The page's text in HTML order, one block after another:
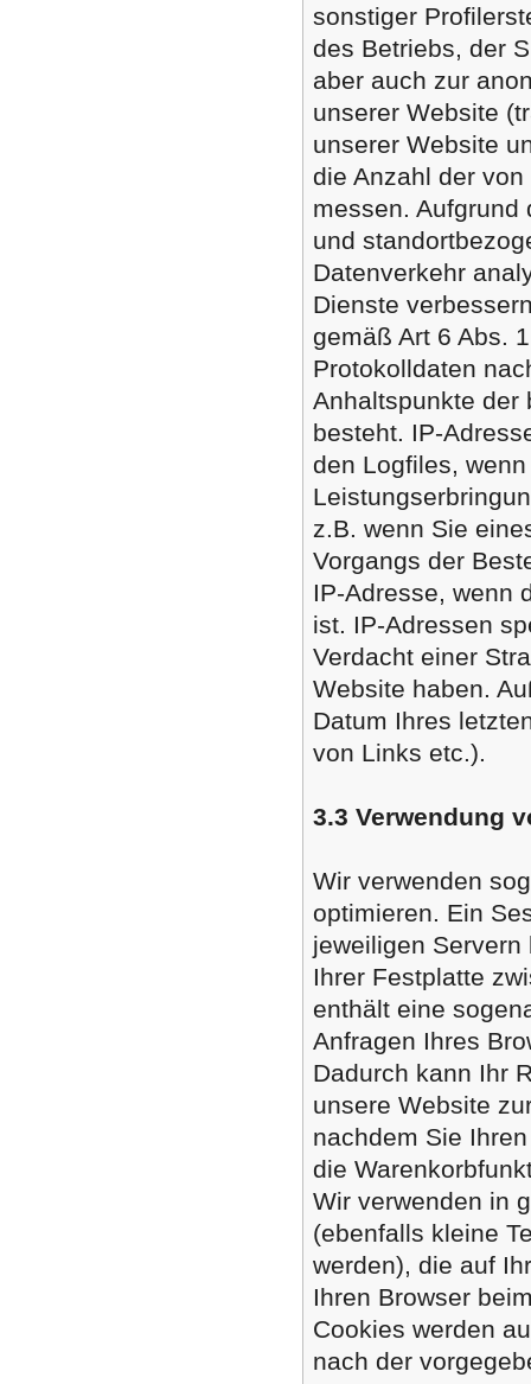
sonstiger
des Betriebs, der
aber auch zur
unserer Website
unserer Website
die Anzahl der
messen. Aufgrund
und
Datenverkehr
Dienste
gemäß Art 6 Abs.
Protokolldaten
Anhaltspunkte der
besteht. IP-
den Logfiles,
z.B. wenn Sie
Vorgangs der
IP-Adresse, wenn
ist. IP-Adressen
Verdacht einer
Website haben.
Datum Ihres
von Links etc.).
3.3 Verwendung
Wir verwenden
optimieren. Ein
jeweiligen
Ihrer Festplatte
enthält eine
Anfragen Ihres
Dadurch kann Ihr
unsere Website
nachdem Sie
die
Wir verwenden in
(ebenfalls kleine
werden), die auf
Ihren Browser
Cookies werden
nach der